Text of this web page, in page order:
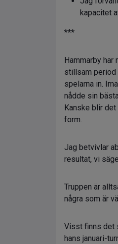
kapacitet
***
Hammarby har
stillsam period
spelarna in.
nådde sin
Kanske blir det
form.
Jag betvivlar
resultat, vi
Truppen är
några som är
Visst finns det
hans januari-